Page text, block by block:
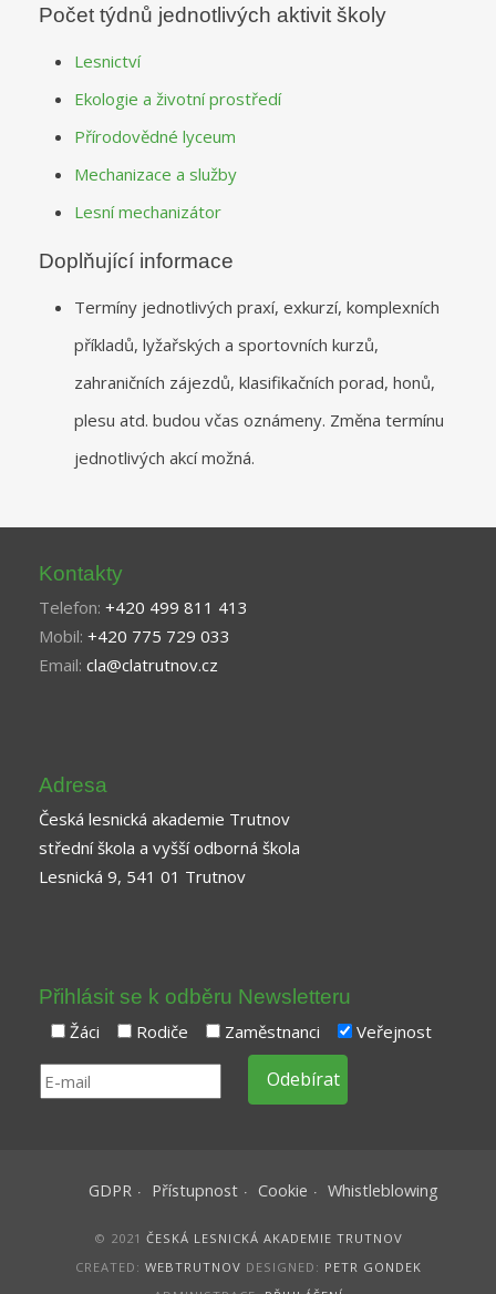
Počet týdnů jednotlivých aktivit školy
Lesnictví
Ekologie a životní prostředí
Přírodovědné lyceum
Mechanizace a služby
Lesní mechanizátor
Doplňující informace
Termíny jednotlivých praxí, exkurzí, komplexních
příkladů, lyžařských a sportovních kurzů,
zahraničních zájezdů, klasifikačních porad, honů,
plesu atd. budou včas oznámeny. Změna termínu
jednotlivých akcí možná.
Kontakty
Telefon: +420 499 811 413
Mobil: +420 775 729 033
Email: cla@clatrutnov.cz
Adresa
Česká lesnická akademie Trutnov
střední škola a vyšší odborná škola
Lesnická 9, 541 01 Trutnov
Přihlásit se k odběru Newsletteru
Žáci Rodiče Zaměstnanci Veřejnost
GDPR Přístupnost Cookie Whistleblowing
© 2021 ČESKÁ LESNICKÁ AKADEMIE TRUTNOV
CREATED: WEBTRUTNOV DESIGNED: PETR GONDEK